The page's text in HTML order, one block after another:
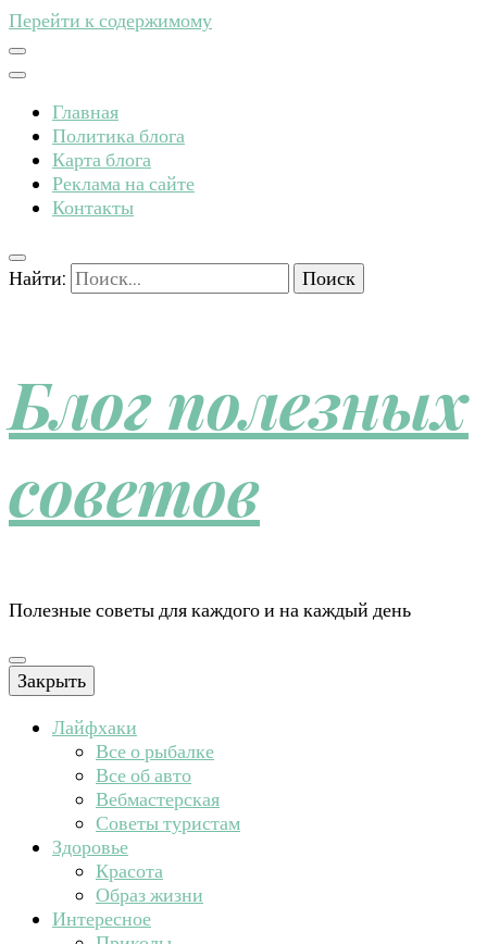
Перейти к содержимому
Главная
Политика блога
Карта блога
Реклама на сайте
Контакты
Найти:
Блог полезных
советов
Полезные советы для каждого и на каждый день
Закрыть
Лайфхаки
Все о рыбалке
Все об авто
Вебмастерская
Советы туристам
Здоровье
Красота
Образ жизни
Интересное